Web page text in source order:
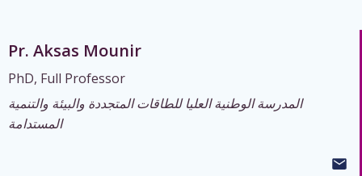
Pr. Aksas Mounir
PhD, Full Professor
المدرسة الوطنية العليا للطاقات المتجددة والبيئة والتنمية
المستدامة